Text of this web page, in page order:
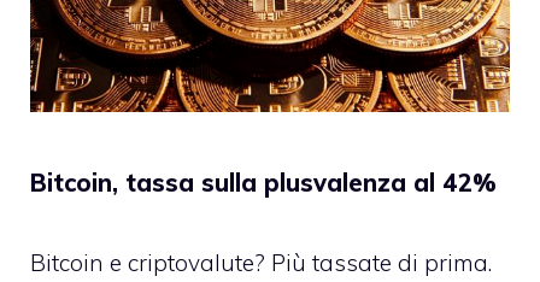
Bitcoin, tassa sulla plusvalenza al 42%
Bitcoin e criptovalute? Più tassate di prima.